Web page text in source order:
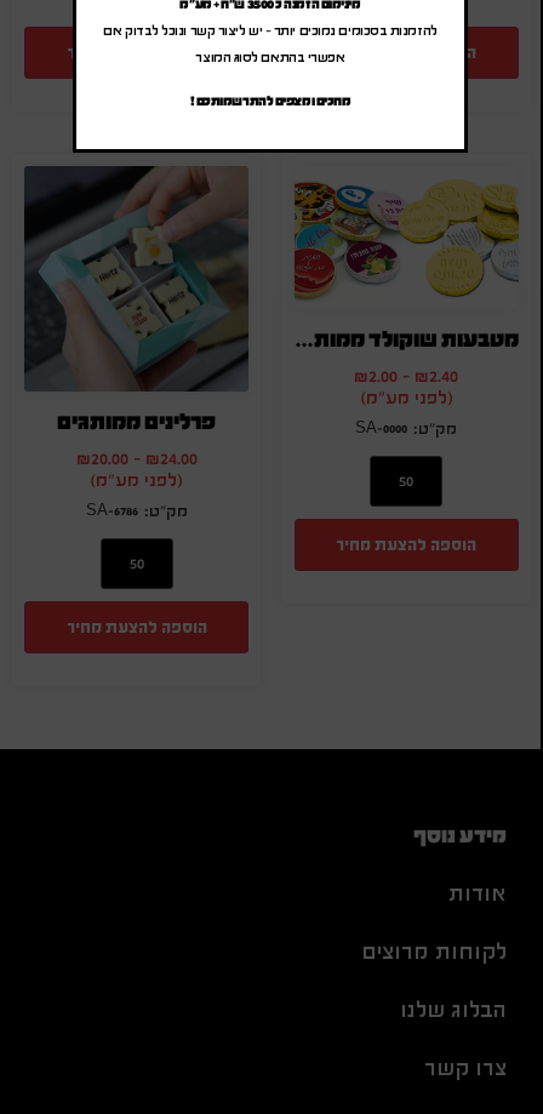
הוספה להצעת מחיר הוספה להצעת מחיר
מטבעות שוקולד ממותגים | מטבעות שוקולד עם הטבעה
₪2.40
-
₪2.00
(לפני מע"מ)
SA-0000
הוספה להצעת מחיר
פרלינים ממותגים
₪24.00
-
₪20.00
(לפני מע"מ)
SA-6786
הוספה להצעת מחיר
מידע נוסף
אודות
לקוחות מרוצים
הבלוג שלנו
צרו קשר
להזמנות בסכומים נמוכים יותר – יש ליצור קשר ונוכל לבדוק אם
אפשרי בהתאם לסוג המוצר
מחכים ומצפים להתרשמותכם !